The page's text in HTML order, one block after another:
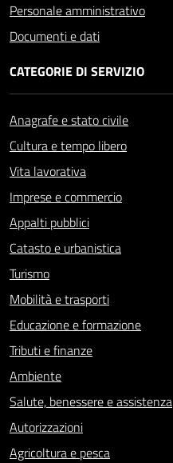
Personale amministrativo
Documenti e dati
CATEGORIE DI SERVIZIO
Anagrafe e stato civile
Cultura e tempo libero
Vita lavorativa
Imprese e commercio
Appalti pubblici
Catasto e urbanistica
Turismo
Mobilità e trasporti
Educazione e formazione
Tributi e finanze
Ambiente
Salute, benessere e assistenza
Autorizzazioni
Agricoltura e pesca